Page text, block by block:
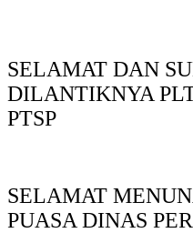
SELAMAT DAN
DILANTIKNYA
PTSP
SELAMAT
PUASA DINAS